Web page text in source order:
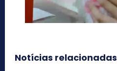
Notícias relacionadas